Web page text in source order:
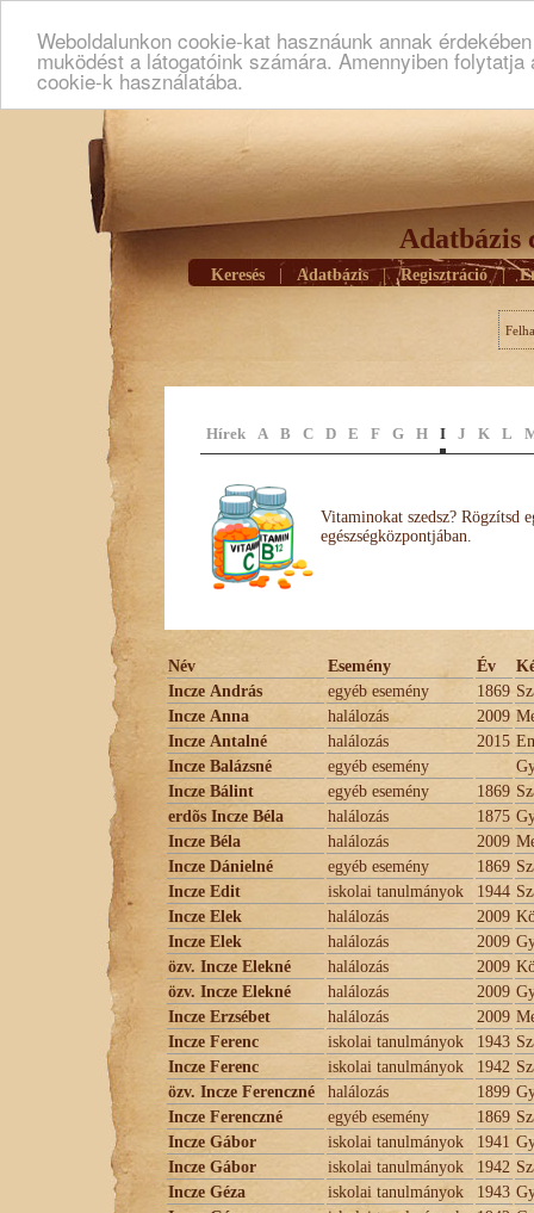
Weboldalunkon cookie-kat hasznáunk annak
muködést a látogatóink számára. Amennyiben
cookie-k használatába.
Adatbázis
Keresés Adatbázis | Regisztráció |
Hírek A B C D E F G H I J K L
Vitaminokat szedsz? Rögzítsd
egészségközpontjában.
Név Esemény Év
Incze András
egyéb esemény 1869
Incze Anna
halálozás 2009
Incze Antalné
halálozás 2015
Incze Balázsné
egyéb esemény
Incze Bálint
egyéb esemény 1869
erdõs Incze Béla
halálozás 1875
Incze Béla
halálozás 2009
Incze Dánielné
egyéb esemény 1869
Incze Edit
iskolai tanulmányok 1944
Incze Elek
halálozás 2009
Incze Elek
halálozás 2009
özv. Incze Elekné
halálozás 2009
özv. Incze Elekné
halálozás 2009
Incze Erzsébet
halálozás 2009
Incze Ferenc
iskolai tanulmányok 1943
Incze Ferenc
iskolai tanulmányok 1942
özv. Incze Ferenczné
halálozás 1899
Incze Ferenczné
egyéb esemény 1869
Incze Gábor
iskolai tanulmányok 1941
Incze Gábor
iskolai tanulmányok 1942
Incze Géza
iskolai tanulmányok 1943